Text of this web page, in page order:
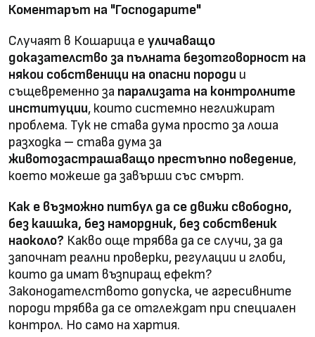
Коментарът на "Господарите"
Случаят в Кошарица е уличаващо
доказателство за пълната безотговорност на
някои собственици на опасни породи и
същевременно за парализата на контролните
институции, които системно неглижират
проблема. Тук не става дума просто за лоша
разходка – става дума за
животозастрашаващо престъпно поведение,
което можеше да завърши със смърт.
Как е възможно питбул да се движи свободно,
без каишка, без намордник, без собственик
наоколо? Какво още трябва да се случи, за да
започнат реални проверки, регулации и глоби,
които да имат възпиращ ефект?
Законодателството допуска, че агресивните
породи трябва да се отглеждат при специален
контрол. Но само на хартия.